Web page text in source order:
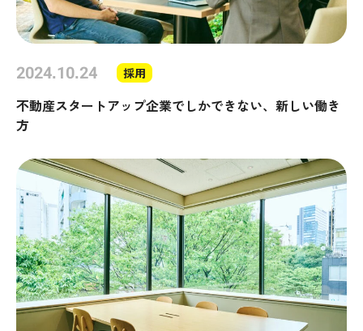
2024.10.24 採用
不動産スタートアップ企業でしかできない、新しい働き
方